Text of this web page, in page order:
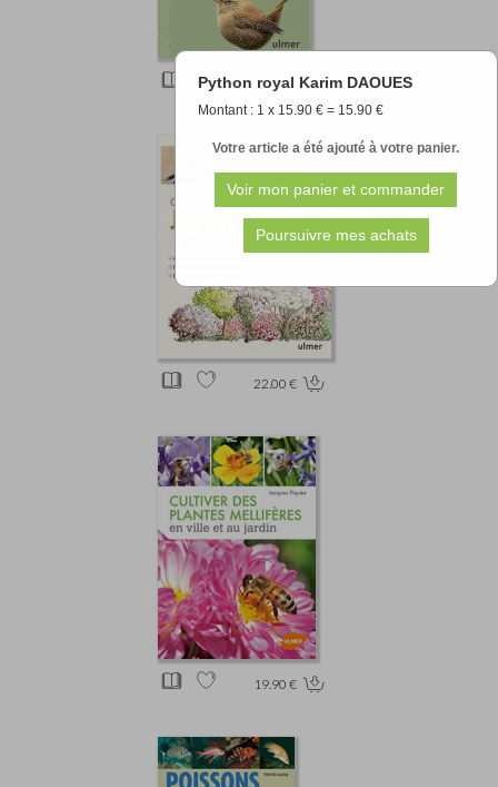
Python royal Karim DAOUES
Montant : 1 x 15.90 € = 15.90 €
Votre article a été ajouté à votre panier.
12.90 €
22.00 €
19.90 €